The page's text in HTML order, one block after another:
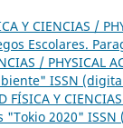
Y CIENCIAS /
Escolares.
/ PHYSICAL
ISSN
FÍSICA Y
2020"